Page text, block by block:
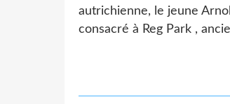
autrichienne, le jeune
consacré à Reg Park ,